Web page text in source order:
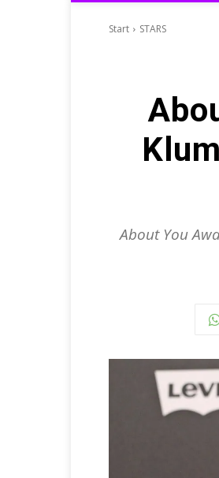
Start STARS
About You